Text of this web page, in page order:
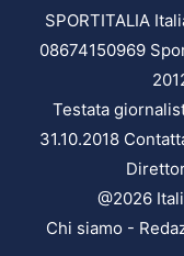
SPORTITALIA
08674150969
Testata
31.10.2018
@2026
Chi siamo -